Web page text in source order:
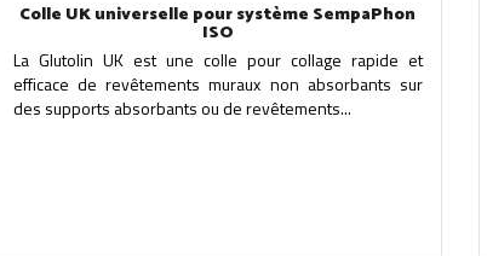
Colle UK universelle pour système SempaPhon
ISO
La Glutolin UK est une colle pour collage rapide et
efficace de revêtements muraux non absorbants sur
des supports absorbants ou de revêtements...